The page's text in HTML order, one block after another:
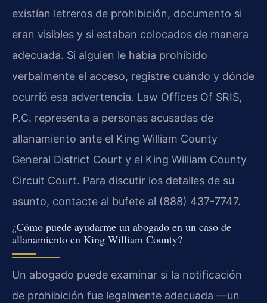
existían letreros de prohibición, documento si
eran visibles y si estaban colocados de manera
adecuada. Si alguien le había prohibido
verbalmente el acceso, registre cuándo y dónde
ocurrió esa advertencia. Law Offices Of SRIS,
P.C. representa a personas acusadas de
allanamiento ante el King William County
General District Court y el King William County
Circuit Court. Para discutir los detalles de su
asunto, contacte al bufete al (888) 437-7747.
¿Cómo puede ayudarme un abogado en un caso de
allanamiento en King William County?
Un abogado puede examinar si la notificación
de prohibición fue legalmente adecuada —un